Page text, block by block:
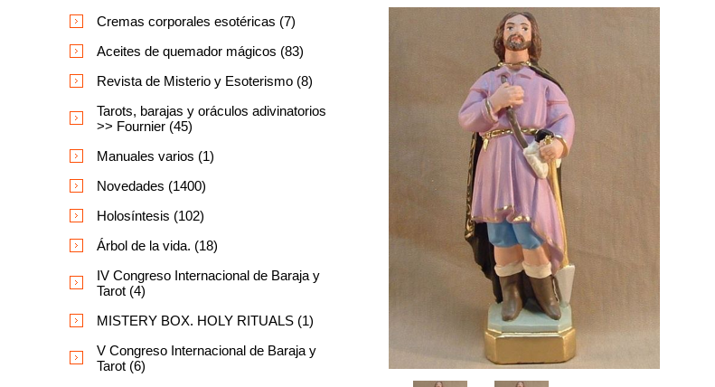
Cremas corporales esotéricas (7)
Aceites de quemador mágicos (83)
Revista de Misterio y Esoterismo (8)
Tarots, barajas y oráculos adivinatorios
>> Fournier (45)
Manuales varios (1)
Novedades (1400)
Holosíntesis (102)
Árbol de la vida. (18)
IV Congreso Internacional de Baraja y
Tarot (4)
MISTERY BOX. HOLY RITUALS (1)
V Congreso Internacional de Baraja y
Tarot (6)